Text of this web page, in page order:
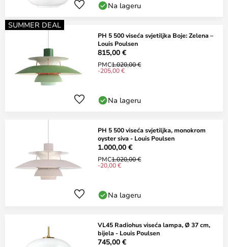
Na lageru
SUMMER DEAL
PH 5 500 viseća svjetiljka Boje: Zelena –
Louis Poulsen
815,00 €
PMC1.020,00 €
-205,00 €
Na lageru
PH 5 500 viseća svjetiljka, monokrom
oyster siva - Louis Poulsen
1.000,00 €
PMC1.020,00 €
-20,00 €
Na lageru
VL45 Radiohus viseća lampa, Ø 37 cm,
bijela - Louis Poulsen
745,00 €